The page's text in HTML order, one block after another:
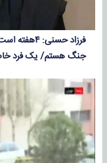
فرزاد
جنگ هستم/ یک فرد